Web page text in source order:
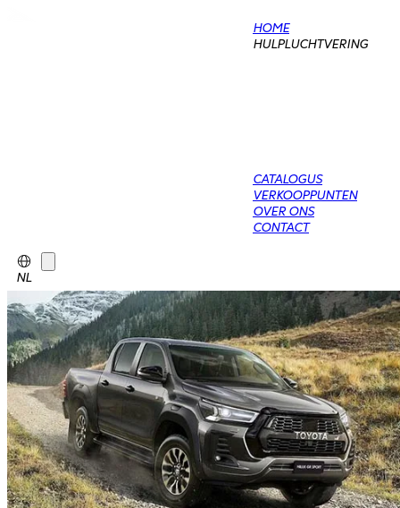
HOME
HULPLUCHTVERING
CATALOGUS
VERKOOPPUNTEN
OVER ONS
CONTACT
NL